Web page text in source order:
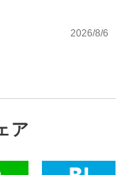
2026/8/6
ア